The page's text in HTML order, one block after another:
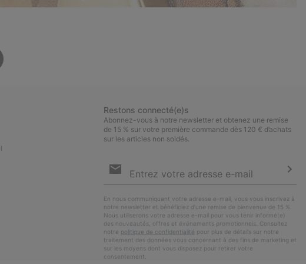
Restons connecté(e)s
Abonnez-vous à notre newsletter et obtenez une remise
de 15 % sur votre première commande dès 120 € d’achats
sur les articles non soldés.
par
En nous communiquant votre adresse e-mail, vous vous inscrivez à
notre newsletter et bénéficiez d’une remise de bienvenue de 15 %.
Nous utiliserons votre adresse e-mail pour vous tenir informé(e)
des nouveautés, offres et événements promotionnels. Consultez
notre politique de confidentialité pour plus de détails sur notre
traitement des données vous concernant à des fins de marketing et
sur les moyens dont vous disposez pour retirer votre
consentement.